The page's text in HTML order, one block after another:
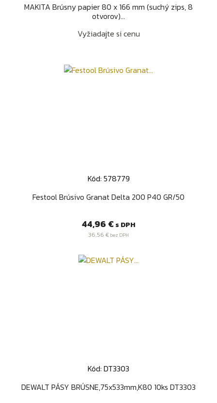
MAKITA Brúsny papier 80 x 166 mm (suchý zips, 8
otvorov)...
Vyžiadajte si cenu
Kód: 578779
Festool Brúsivo Granat Delta 200 P40 GR/50
Cena
44,96 € s DPH
36,56 € bez DPH
Kód: DT3303
DEWALT PÁSY BRÚSNE,75x533mm,K80 10ks DT3303